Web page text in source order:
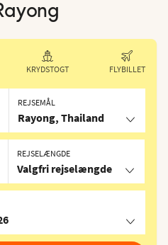
KRYDSTOGT FLYBILLET
REJSEMÅL
Rayong, Thailand
REJSELÆNGDE
Valgfri rejselængde